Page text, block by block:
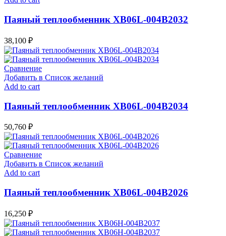
Паяный теплообменник XB06L-004В2032
38,100 ₽
Сравнение
Добавить в Список желаний
Add to cart
Паяный теплообменник XB06L-004В2034
50,760 ₽
Сравнение
Добавить в Список желаний
Add to cart
Паяный теплообменник XB06L-004В2026
16,250 ₽